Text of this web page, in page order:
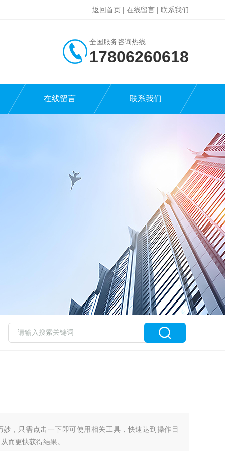
返回首页 | 在线留言 | 联系我们
全国服务咨询热线:
17806260618
在线留言 联系我们
，只需点击一下即可使用相关工具，快速达到操作目
而更快获得结果。